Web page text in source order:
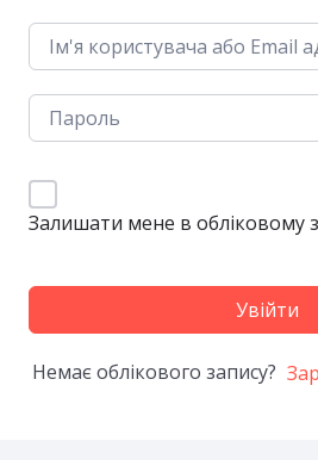
Залишати мене в обліковому
Увійти
Немає облікового запису?